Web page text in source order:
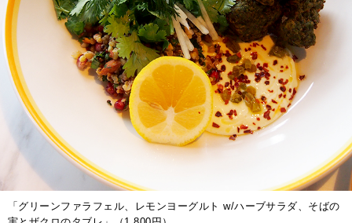
「グリーンファラフェル、レモンヨーグルト w/ハーブサラダ、そばの